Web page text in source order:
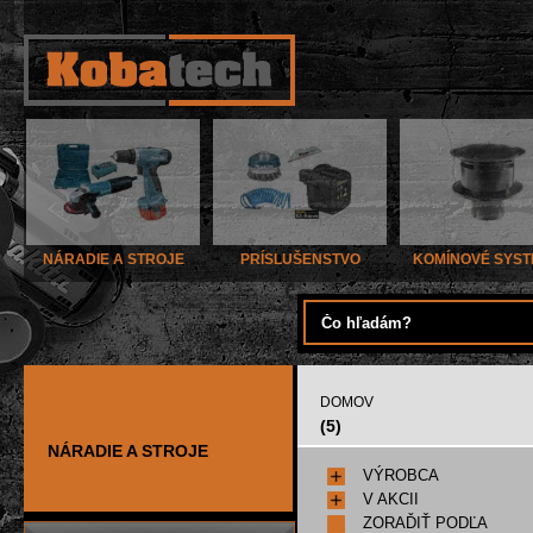
NÁRADIE A STROJE PRÍSLUŠENSTVO KOMÍNOVÉ
NÁRADIE A STROJE
DOMOV
(5)
VÝROBCA
V AKCII
ZORAĎIŤ PODĽA